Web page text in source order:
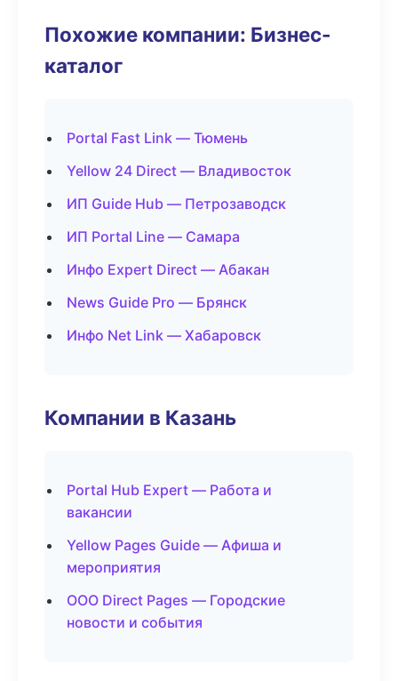
Похожие компании: Бизнес-
каталог
Portal Fast Link — Тюмень
Yellow 24 Direct — Владивосток
ИП Guide Hub — Петрозаводск
ИП Portal Line — Самара
Инфо Expert Direct — Абакан
News Guide Pro — Брянск
Инфо Net Link — Хабаровск
Компании в Казань
Portal Hub Expert — Работа и
вакансии
Yellow Pages Guide — Афиша и
мероприятия
ООО Direct Pages — Городские
новости и события